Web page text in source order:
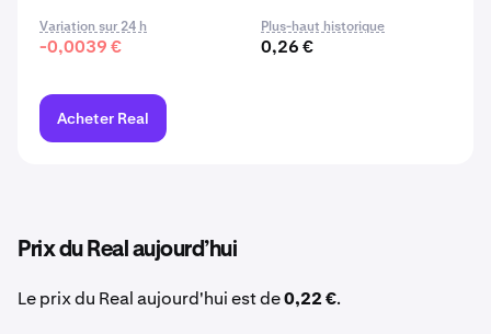
Variation sur 24 h
-0,0039 €
Plus-haut historique
0,26 €
Acheter Real
Prix du Real aujourd’hui
Le prix du Real aujourd'hui est de0,22 €.